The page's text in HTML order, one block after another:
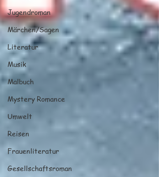
Jugendroman
Märchen/Sagen
Literatur
Musik
Malbuch
Mystery Romance
Umwelt
Reisen
Frauenliteratur
Gesellschaftsroman